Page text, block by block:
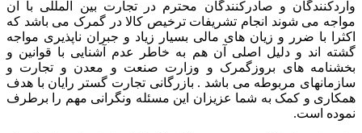
واردکنندگان و صادرکنندگان محترم در تجارت بین المللی با آن
مواجه می شوند انجام تشریفات ترخیص کالا در گمرک می باشد که
اکثرا با ضرر و زیان های مالی بسیار زیاد و جبران ناپذیری مواجه
گشته اند و دلیل اصلی آن هم به خاطر عدم آشنایی با قوانین و
بخشنامه های بروزگمرک و وزارت صنعت و معدن و تجارت و
سازمانهای مربوطه می باشد . بازرگانی تجارت گستر رایان با هدف
همکاری و کمک به شما عزیزان این مسئله ونگرانی مهم را برطرف
نموده است.